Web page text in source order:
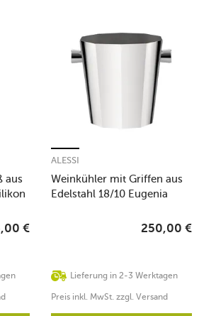
aus
€
Weinkühler mit Griffen aus
Edelstahl 18/10 Eugenia
ALESSI
Lieferung in 2-3 Werktagen
250,00 €
Preis inkl. MwSt. zzgl. Versand